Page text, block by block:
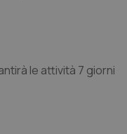
le attività 7 giorni